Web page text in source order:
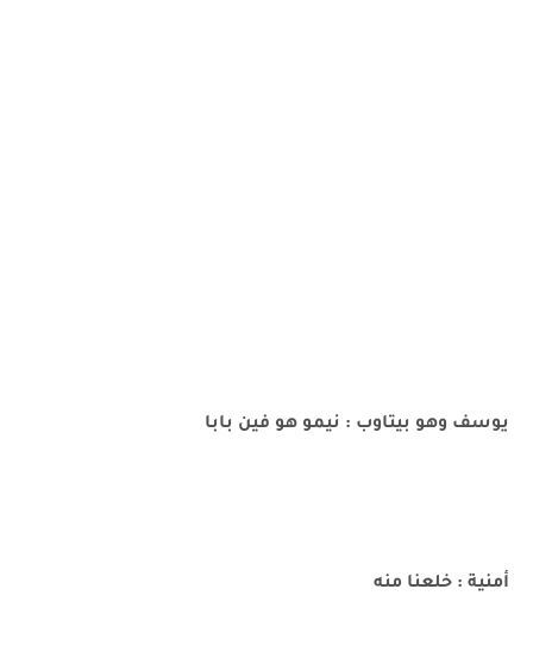
يوسف وهو بيتاوب : نيمو هو فين بابا
أمنية : خلعنا منه